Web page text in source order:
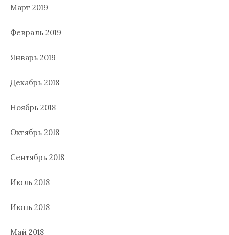
Март 2019
Февраль 2019
Январь 2019
Декабрь 2018
Ноябрь 2018
Октябрь 2018
Сентябрь 2018
Июль 2018
Июнь 2018
Май 2018